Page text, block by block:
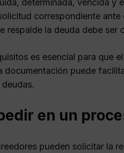
determinada, vencida y
correspondiente
respalde la deuda debe ser
es esencial para que
documentación puede
en un
pueden solicitar la